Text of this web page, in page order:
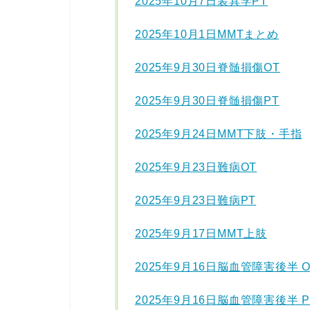
2025年10月1日MMTまとめ
2025年9月30日脊髄損傷OT
2025年9月30日脊髄損傷PT
2025年9月24日MMT下肢・手指
2025年9月23日難病OT
2025年9月23日難病PT
2025年9月17日MMT上肢
2025年9月16日脳血管障害後半
2025年9月16日脳血管障害後半